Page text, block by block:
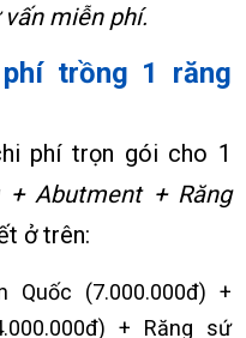
miễn phí.
trồng 1 răng
phí trọn gói cho 1
+ Abutment + Răng
ở trên:
Quốc (7.000.000đ) +
+ Răng sứ